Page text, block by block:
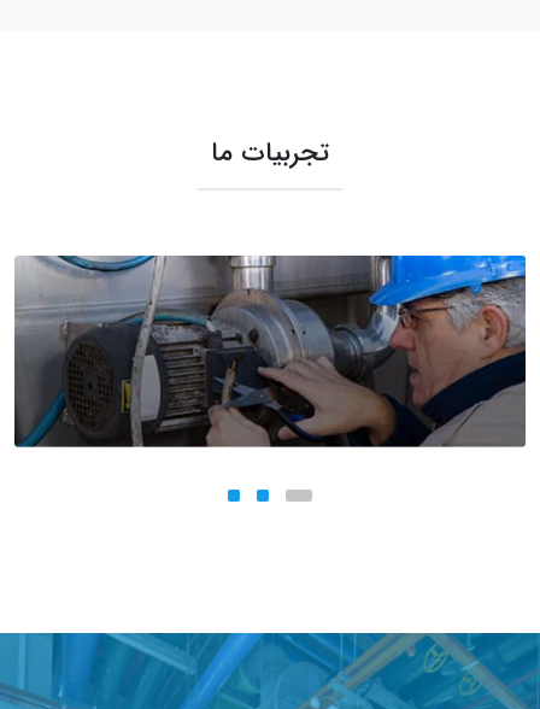
تجربیات ما
اجرای لوله کشی آب و فاضلاب پوش خیابان مفتح